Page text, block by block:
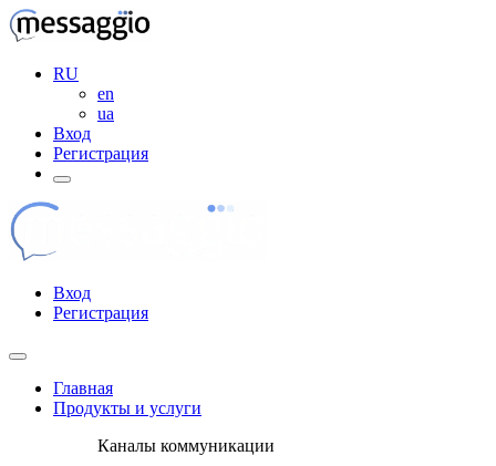
RU
en
ua
Вход
Регистрация
Вход
Регистрация
Главная
Продукты и услуги
Каналы коммуникации